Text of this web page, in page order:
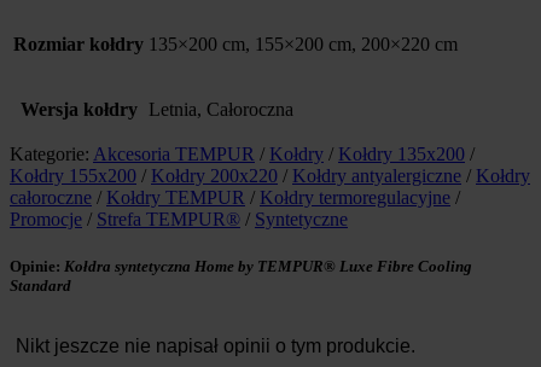
Rozmiar kołdry 135×200 cm, 155×200 cm, 200×220 cm
Wersja kołdry Letnia, Całoroczna
Kategorie: Akcesoria TEMPUR / Kołdry / Kołdry 135x200 /
Kołdry 155x200 / Kołdry 200x220 / Kołdry antyalergiczne / Kołdry
całoroczne / Kołdry TEMPUR / Kołdry termoregulacyjne /
Promocje / Strefa TEMPUR® / Syntetyczne
Opinie: Kołdra syntetyczna Home by TEMPUR® Luxe Fibre Cooling
Standard
Nikt jeszcze nie napisał opinii o tym produkcie.